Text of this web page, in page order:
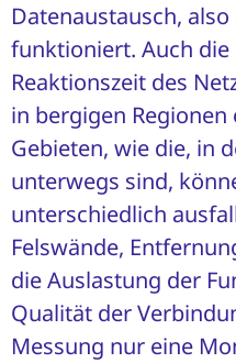
Datenaustausch,
funktioniert. Auch die
Reaktionszeit des
in bergigen
Gebieten, wie die, in
unterwegs sind,
unterschiedlich
Felswände,
die Auslastung der
Qualität der
Messung nur eine